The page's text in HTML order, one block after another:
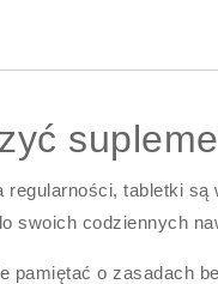
regularności, tabletki są
swoich codziennych
pamiętać o zasadach